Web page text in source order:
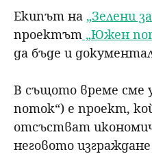
н
ю
Екипът на „Зелени
проектът „Южен
да бъде и
В същото време сме
поток“) е проект,
отсъстват
неговото